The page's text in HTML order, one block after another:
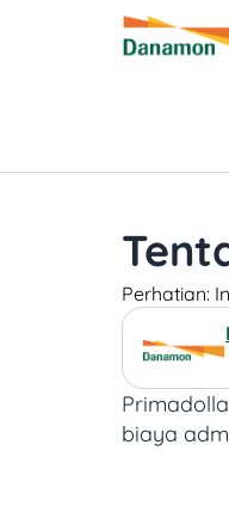
Perhatian:
biaya